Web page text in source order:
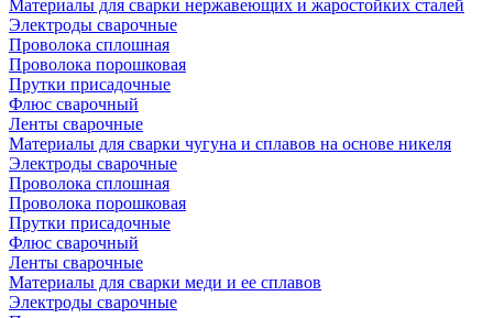
Материалы для сварки нержавеющих и жаростойких сталей
Электроды сварочные
Проволока сплошная
Проволока порошковая
Прутки присадочные
Флюс сварочный
Ленты сварочные
Материалы для сварки чугуна и сплавов на основе никеля
Электроды сварочные
Проволока сплошная
Проволока порошковая
Прутки присадочные
Флюс сварочный
Ленты сварочные
Материалы для сварки меди и ее сплавов
Электроды сварочные